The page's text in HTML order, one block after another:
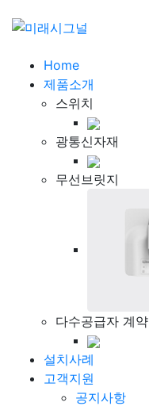
Home
제품소개
스위치
광통신자재
무선브릿지
다수공급자 계약
설치사례
고객지원
공지사항